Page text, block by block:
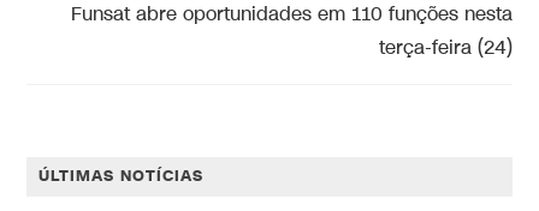
Funsat abre oportunidades em 110 funções nesta
terça-feira (24)
ÚLTIMAS NOTÍCIAS